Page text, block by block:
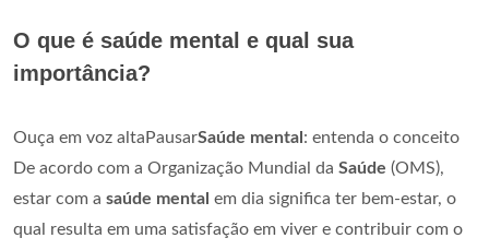
O que é saúde mental e qual sua
importância?
Ouça em voz altaPausarSaúde mental : entenda o conceito
De acordo com a Organização Mundial da Saúde (OMS),
estar com a saúde mental em dia significa ter bem-estar, o
qual resulta em uma satisfação em viver e contribuir com o